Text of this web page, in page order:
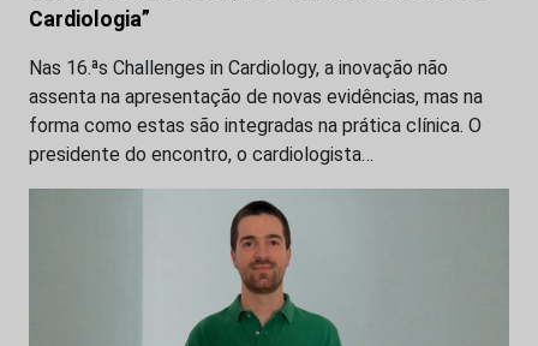
Cardiologia”
Nas 16.ªs Challenges in Cardiology, a inovação não
assenta na apresentação de novas evidências, mas na
forma como estas são integradas na prática clínica. O
presidente do encontro, o cardiologista…